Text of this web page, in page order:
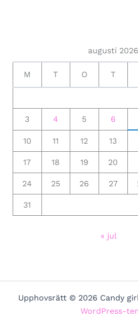
augusti 2026
M T O T
3 4 5 6
10 11 12 13
17 18 19 20
24 25 26 27
31
« jul
Upphovsrätt © 2026 Candy
WordPress-